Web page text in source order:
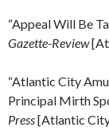
“Appeal Will Be
Gazette-Review
“Atlantic City
Principal Mirth
Press[Atlantic